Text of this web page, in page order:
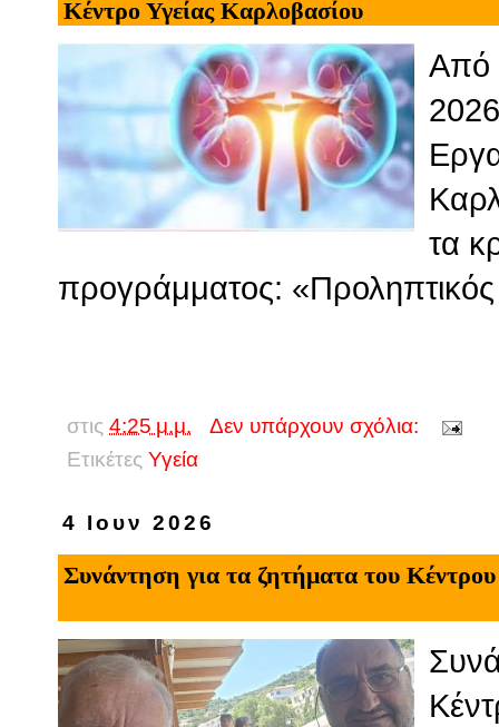
Κέντρο Υγείας Καρλοβασίου
Από
τα
προγράμματος:
στις 4:25 μ.μ.
Δεν υπάρχουν σχόλια:
Ετικέτες Υγεία
4 Ιουν 2026
Συνάντηση για τα ζητήματα του